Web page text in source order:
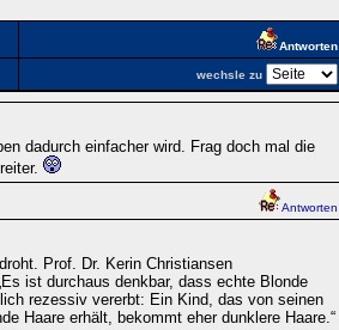
Antworten
wechsle zu
dadurch einfacher wird. Frag doch mal die
Antworten
Prof. Dr. Kerin Christiansen
ist durchaus denkbar, dass echte Blonde
rezessiv vererbt: Ein Kind, das von seinen
Haare erhält, bekommt eher dunklere Haare.“